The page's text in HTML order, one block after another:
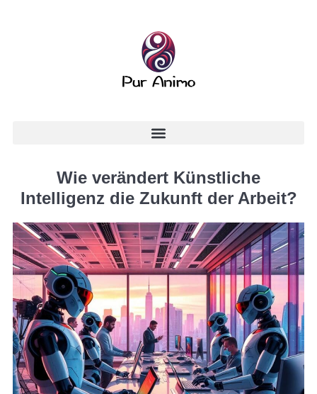
Wie verändert Künstliche
Intelligenz die Zukunft der Arbeit?